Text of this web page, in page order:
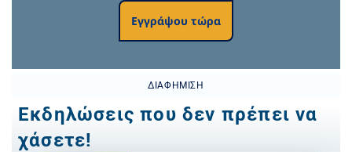
Εγγράψου τώρα
ΔΙΑΦΉΜΙΣΗ
Εκδηλώσεις που δεν πρέπει να
χάσετε!